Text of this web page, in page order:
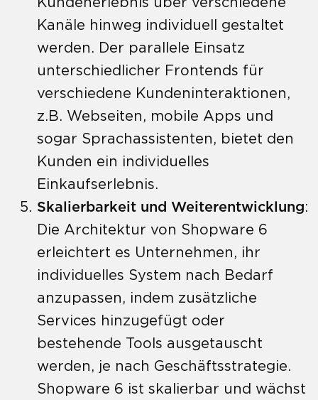
Kanäle hinweg individuell gestaltet
werden. Der parallele Einsatz
unterschiedlicher Frontends für
verschiedene Kundeninteraktionen,
z.B. Webseiten, mobile Apps und
sogar Sprachassistenten, bietet den
Kunden ein individuelles
Einkaufserlebnis.
Skalierbarkeit und Weiterentwicklung:
Die Architektur von Shopware 6
erleichtert es Unternehmen, ihr
individuelles System nach Bedarf
anzupassen, indem zusätzliche
Services hinzugefügt oder
bestehende Tools ausgetauscht
werden, je nach Geschäftsstrategie.
Shopware 6 ist skalierbar und wächst